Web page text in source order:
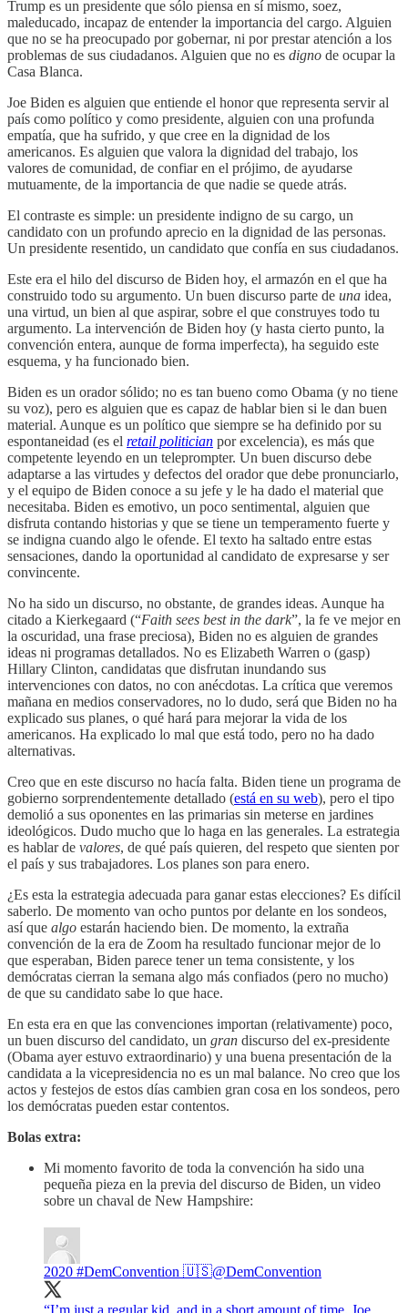
Trump es un presidente que sólo piensa en sí mismo, soez,
maleducado, incapaz de entender la importancia del cargo. Alguien
que no se ha preocupado por gobernar, ni por prestar atención a los
problemas de sus ciudadanos. Alguien que no es digno de ocupar la
Casa Blanca.
Joe Biden es alguien que entiende el honor que representa servir al
país como político y como presidente, alguien con una profunda
empatía, que ha sufrido, y que cree en la dignidad de los
americanos. Es alguien que valora la dignidad del trabajo, los
valores de comunidad, de confiar en el prójimo, de ayudarse
mutuamente, de la importancia de que nadie se quede atrás.
El contraste es simple: un presidente indigno de su cargo, un
candidato con un profundo aprecio en la dignidad de las personas.
Un presidente resentido, un candidato que confía en sus ciudadanos.
Este era el hilo del discurso de Biden hoy, el armazón en el que ha
construido todo su argumento. Un buen discurso parte de una idea,
una virtud, un bien al que aspirar, sobre el que construyes todo tu
argumento. La intervención de Biden hoy (y hasta cierto punto, la
convención entera, aunque de forma imperfecta), ha seguido este
esquema, y ha funcionado bien.
Biden es un orador sólido; no es tan bueno como Obama (y no tiene
su voz), pero es alguien que es capaz de hablar bien si le dan buen
material. Aunque es un político que siempre se ha definido por su
espontaneidad (es el retail politician por excelencia), es más que
competente leyendo en un teleprompter. Un buen discurso debe
adaptarse a las virtudes y defectos del orador que debe pronunciarlo,
y el equipo de Biden conoce a su jefe y le ha dado el material que
necesitaba. Biden es emotivo, un poco sentimental, alguien que
disfruta contando historias y que se tiene un temperamento fuerte y
se indigna cuando algo le ofende. El texto ha saltado entre estas
sensaciones, dando la oportunidad al candidato de expresarse y ser
convincente.
No ha sido un discurso, no obstante, de grandes ideas. Aunque ha
citado a Kierkegaard (“Faith sees best in the dark”, la fe ve mejor en
la oscuridad, una frase preciosa), Biden no es alguien de grandes
ideas ni programas detallados. No es Elizabeth Warren o (gasp)
Hillary Clinton, candidatas que disfrutan inundando sus
intervenciones con datos, no con anécdotas. La crítica que veremos
mañana en medios conservadores, no lo dudo, será que Biden no ha
explicado sus planes, o qué hará para mejorar la vida de los
americanos. Ha explicado lo mal que está todo, pero no ha dado
alternativas.
Creo que en este discurso no hacía falta. Biden tiene un programa de
gobierno sorprendentemente detallado (está en su web), pero el tipo
demolió a sus oponentes en las primarias sin meterse en jardines
ideológicos. Dudo mucho que lo haga en las generales. La estrategia
es hablar de valores, de qué país quieren, del respeto que sienten por
el país y sus trabajadores. Los planes son para enero.
¿Es esta la estrategia adecuada para ganar estas elecciones? Es difícil
saberlo. De momento van ocho puntos por delante en los sondeos,
así que algo estarán haciendo bien. De momento, la extraña
convención de la era de Zoom ha resultado funcionar mejor de lo
que esperaban, Biden parece tener un tema consistente, y los
demócratas cierran la semana algo más confiados (pero no mucho)
de que su candidato sabe lo que hace.
En esta era en que las convenciones importan (relativamente) poco,
un buen discurso del candidato, un gran discurso del ex-presidente
(Obama ayer estuvo extraordinario) y una buena presentación de la
candidata a la vicepresidencia no es un mal balance. No creo que los
actos y festejos de estos días cambien gran cosa en los sondeos, pero
los demócratas pueden estar contentos.
Bolas extra:
Mi momento favorito de toda la convención ha sido una
pequeña pieza en la previa del discurso de Biden, un video
sobre un chaval de New Hampshire:
2020 #DemConvention 🇺🇸@DemConvention
“I’m just a regular kid, and in a short amount of time, Joe